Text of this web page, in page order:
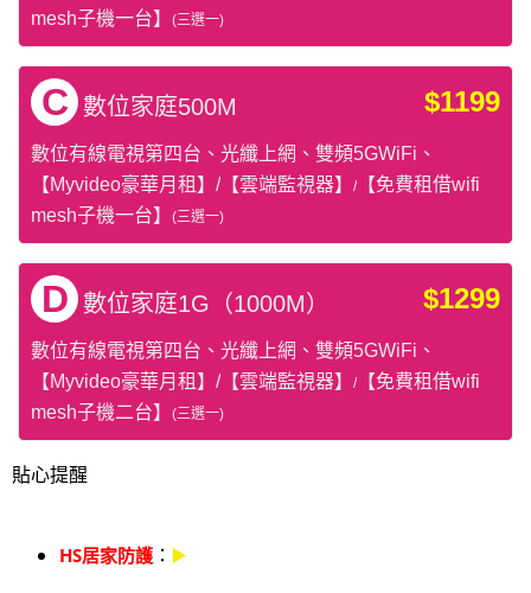
mesh子機一台】
(三選一)
$1199
C 數位家庭500M
數位有線電視第四台、光纖上網、雙頻5GWiFi、
【Myvideo豪華月租】/ 【雲端監視器】 /
【免費租借wifi
mesh子機一台】
(三選一)
$1299
D 數位家庭1G（1000M）
數位有線電視第四台、光纖上網、雙頻5GWiFi、
【Myvideo豪華月租】/ 【雲端監視器】 /
【免費租借wifi
mesh子機二台】
(三選一)
貼心提醒
HS居家防護 ： ▶️